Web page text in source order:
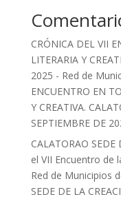
CRÓNICA DEL VII
LITERARIA Y
2025 - Red de
ENCUENTRO EN
Y CREATIVA.
SEPTIEMBRE DE
CALATORAO SEDE
el VII Encuentro de
Red de Municipios
SEDE DE LA